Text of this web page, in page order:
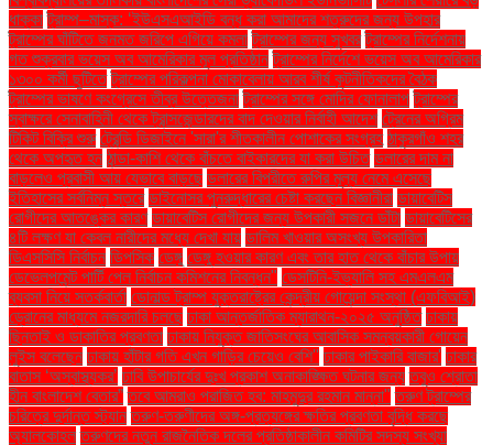
ধাক্কা ট্রাম্প–মাস্ক: ‘ইউএসএআইডি বন্ধ করা আমাদের শত্রুদের জন্য উপহার
ট্রাম্পের ঘাঁটিতে জনমত জরিপে এগিয়ে কমলা ট্রাম্পের জন্য সুখবর ট্রাম্পের নির্দেশনায়
গত শুক্রবার ভয়েস অব আমেরিকার মূল প্রতিষ্ঠান ট্রাম্পের নির্দেশে ভয়েস অব আমেরিকার
১৩০০ কর্মী ছুটিতে ট্রাম্পের পরিকল্পনা মোকাবেলায় আরব শীর্ষ কূটনীতিকদের বৈঠক
ট্রাম্পের ভাষণে কংগ্রেসে তীব্র উত্তেজনা ট্রাম্পের সঙ্গে মোদির ফোনালাপ ট্রাম্পের
স্বাক্ষরে সেনাবাহিনী থেকে ট্রান্সজেন্ডারদের বাদ দেওয়ার নির্বাহী আদেশ ট্রেনের অগ্রিম
টিকিট বিক্রি শুরু ট্রেন্ডি ডিজাইনে 'সারা'র শীতকালীন পোশাকের সংগ্রহ ঠাকুরগাঁও শহর
থেকে অপহৃত হন ঠান্ডা-কাশি থেকে বাঁচতে বাইকারদের যা করা উচিত ডলারের দাম না
বাড়লেও প্রবাসী আয় যেভাবে বাড়ছে ডলারের বিপরীতে রুপির মূল্য নেমে এসেছে
ইতিহাসের সর্বনিম্ন স্তরে ডাইনোসর পুনরুদ্ধারের চেষ্টা করছেন বিজ্ঞানীরা ডায়াবেটিস
রোগীদের আতঙ্কের কারণ ডায়াবেটিস রোগীদের জন্য উপকারী সজনে ডাঁটা ডায়াবেটিসের
৪টি লক্ষণ যা কেবল নারীদের মধ্যে দেখা যায় ডালিম খাওয়ার অসংখ্য উপকারিতা
ডিএসসিসি নির্বাচন ডিপসিক ডেঙ্গু ডেঙ্গু হওয়ার কারণ এবং তার হাত থেকে বাঁচার উপায়
ডেভেলপমেন্ট পার্টি পেল নির্বাচন কমিশনের নিবন্ধন" ডেসটিনি-ইভ্যালি সহ এমএলএম
ব্যবসা নিয়ে সতর্কবার্তা ডোনাল্ড ট্রাম্প যুক্তরাষ্ট্রের কেন্দ্রীয় গোয়েন্দা সংস্থা (এফবিআই)
ড্রোনের মাধ্যমে নজরদারি চলছে ঢাকা আন্তর্জাতিক ম্যারাথন-২০২৫ অনুষ্ঠিত ঢাকায়
ছিনতাই ও ডাকাতির প্রবণতা ঢাকায় নিযুক্ত জাতিসংঘের আবাসিক সমন্বয়কারী গোয়েন
লুইস বলেছেন ঢাকায় হাঁটার গতি এখন গাড়ির চেয়েও বেশি'' ঢাকার পাইকারি বাজার' ঢাকার
বাতাস ‘অস্বাস্থ্যকর’ ঢাবি উপাচার্যের দুঃখ প্রকাশ অনাকাঙ্ক্ষিত ঘটনার জন্য তবুও শ্রোতা
হীন বাংলাদেশ বেতার” তবে আমরাও পরাজিত হব: মাহমুদুর রহমান মান্না" তরুণ ট্রাম্পের
চরিত্রে দুর্দান্ত স্ট্যান তরুণ-তরুণীদের অঙ্গ-প্রত্যঙ্গের ক্ষতির প্রবণতা বৃদ্ধি করছে
অ্যালকোহল তরুণদের নতুন রাজনৈতিক দলের প্রতিষ্ঠাকালীন কমিটির সদস্য সংখ্যা